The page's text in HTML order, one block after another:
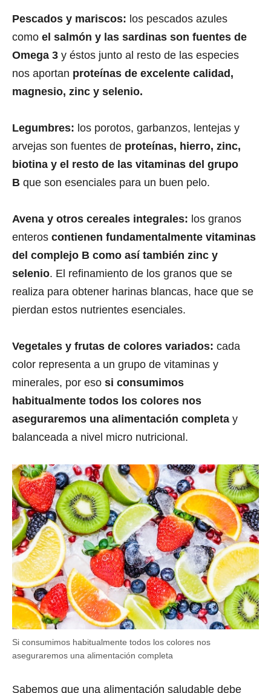
Pescados y mariscos: los pescados azules
como el salmón y las sardinas son fuentes de
Omega 3 y éstos junto al resto de las especies
nos aportan proteínas de excelente calidad,
magnesio, zinc y selenio.
Legumbres: los porotos, garbanzos, lentejas y
arvejas son fuentes de proteínas, hierro, zinc,
biotina y el resto de las vitaminas del grupo
B que son esenciales para un buen pelo.
Avena y otros cereales integrales: los granos
enteros contienen fundamentalmente vitaminas
del complejo B como así también zinc y
selenio. El refinamiento de los granos que se
realiza para obtener harinas blancas, hace que se
pierdan estos nutrientes esenciales.
Vegetales y frutas de colores variados: cada
color representa a un grupo de vitaminas y
minerales, por eso si consumimos
habitualmente todos los colores nos
aseguraremos una alimentación completa y
balanceada a nivel micro nutricional.
Si consumimos habitualmente todos los colores nos
aseguraremos una alimentación completa
Sabemos que una alimentación saludable debe